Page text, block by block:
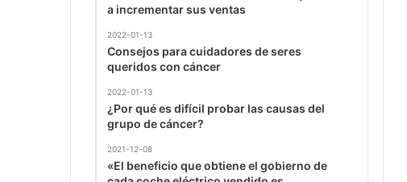
a incrementar sus ventas
2022-01-13
Consejos para cuidadores de seres
queridos con cáncer
2022-01-13
¿Por qué es difícil probar las causas del
grupo de cáncer?
2021-12-08
«El beneficio que obtiene el gobierno de